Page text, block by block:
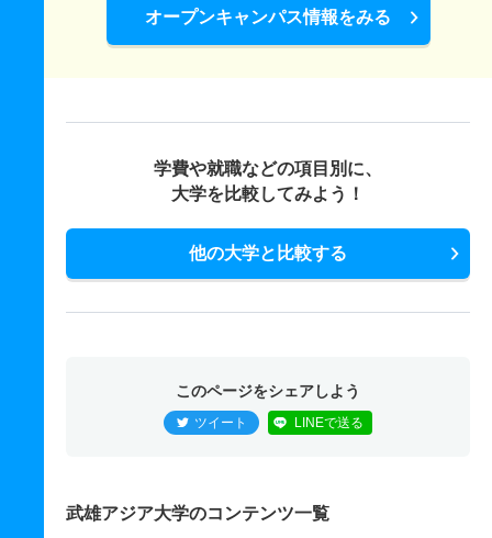
オープンキャンパス情報をみる
学費や就職などの項目別に、
大学を比較してみよう！
他の大学と比較する
このページをシェアしよう
ツイート LINEで送る
武雄アジア大学のコンテンツ一覧